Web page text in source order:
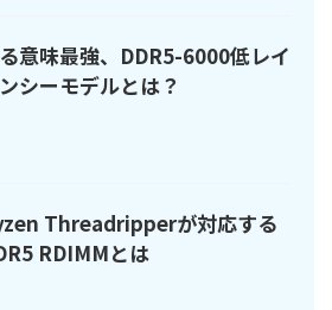
意味最強、DDR5-6000低レイ
シーモデルとは？
Threadripperが対応する
RDIMMとは